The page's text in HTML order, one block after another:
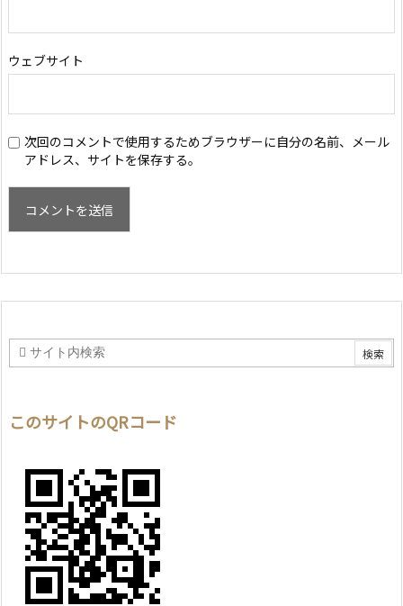
ウェブサイト
次回のコメントで使用するためブラウザーに自分の名前、メール
アドレス、サイトを保存する。
このサイトのQRコード